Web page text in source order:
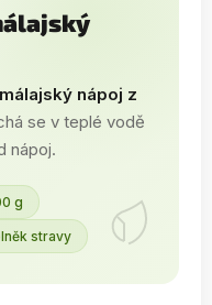
nápoj z
se v teplé vodě
nápoj.
g
stravy